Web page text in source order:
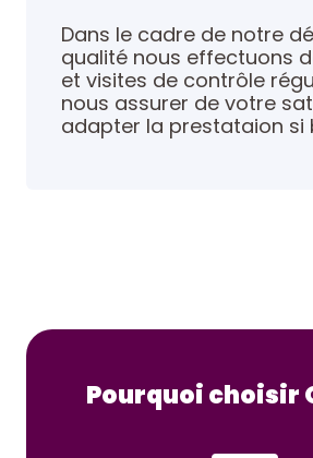
Dans le cadre de notre
qualité nous effectuons
et visites de contrôle
nous assurer de votre
adapter la prestataion si
Pourquoi choisir